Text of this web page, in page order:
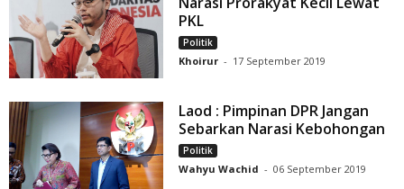
PKL
Politik
Khoirur - 17 September 2019
Laod : Pimpinan DPR Jangan
Sebarkan Narasi Kebohongan
Politik
Wahyu Wachid - 06 September 2019